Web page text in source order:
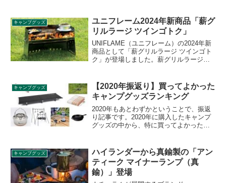
動開閉折りたたみ傘の2種類で、ローソン
標準価格はジャンプ傘が1,480円、折りた
たみ傘が2,980円です。詳細をレビューし
ます。
キャンプグッズ
ユニフレーム2024年新商品「薪グ
リルラージ ツインゴトク」
UNIFLAME（ユニフレーム）の2024年新
商品として「薪グリルラージ ツインゴト
ク」が登場しました。薪グリルラージに
ツで通常のゴトクとしても使えるアイテ
ムです。詳細をレビューします。
キャンプグッズ
【2020年振返り】買ってよかった
キャンプグッズランキング
2020年もあとわずかということで、振返
り記事です。2020年に購入したキャンプ
グッズの中から、特に買ってよかったア
たお蔵入りグッズもご紹介します。）
キャンプグッズ
ハイランダーから真鍮製の「アン
ティーク マイナーランプ（真
鍮）」登場